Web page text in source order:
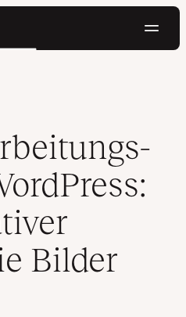
Mit generativer
Bilder